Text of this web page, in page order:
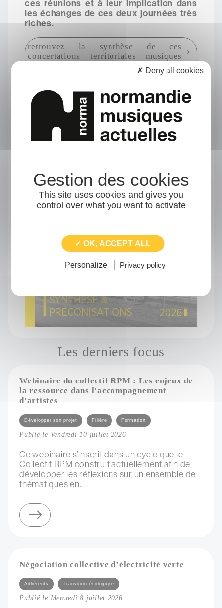
ces réunions et à leur implication dans
les échanges de ces deux journées très
riches.
retrouvez la synthèse de ces
concertations territoriales musiques
Les derniers focus
Webinaire du collectif RPM : Les enjeux de
la ressource dans l'accompagnement
d'artistes
Catégories
Développer son projet Filière Formation
Publié le Vendredi 10 juillet 2026
Ce webinaire s’inscrit dans un cycle que le
Collectif RPM construit actuellement afin de
développer les réflexions sur un ensemble de
thématiques en...
Négociation collective d’électricité verte
Catégories
Adhérents Transition écologique
Publié le Mercredi 8 juillet 2026
This site uses cookies and gives you
control over what you want to activate
✓ OK, ACCEPT ALL
✗ Deny all cookies
Personalize Privacy policy